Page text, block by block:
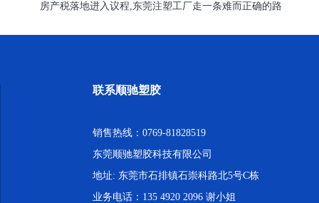
房产税落地进入议程,东莞注塑工厂走一条难而正确的路
联系顺驰塑胶
销售热线：0769-81828519
东莞顺驰塑胶科技有限公司
地址: 东莞市石排镇石崇科路北5号C栋
业务电话：135 4920 2096 谢小姐